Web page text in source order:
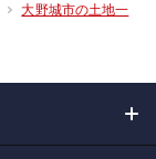
大野城市の土地一